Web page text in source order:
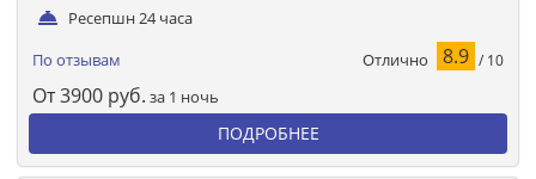
Ресепшн 24 часа
По отзывам Отлично 8.9 / 10
От3900 руб. за 1 ночь
ПОДРОБНЕЕ